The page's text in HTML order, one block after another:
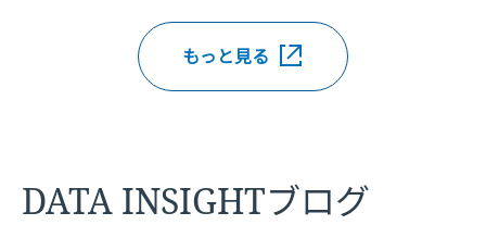
もっと見る
DATA INSIGHTブログ